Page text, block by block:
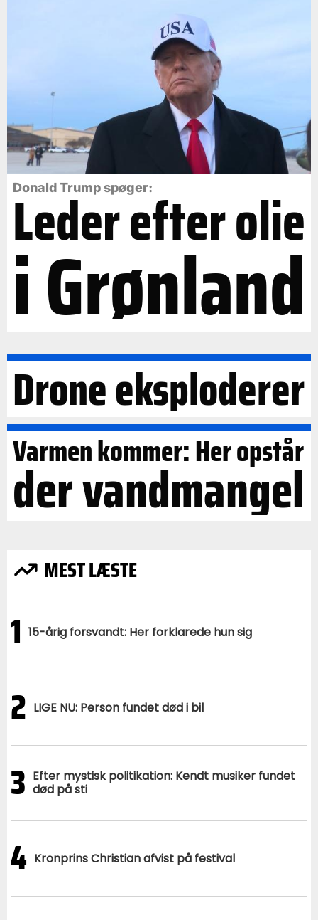
Donald Trump spøger:
Leder efter olie
i Grønland
Drone eksploderer
Varmen kommer: Her opstår
der vandmangel
MEST LÆSTE
1 15-årig forsvandt: Her forklarede hun sig
2 LIGE NU: Person fundet død i bil
3 Efter mystisk politikation: Kendt musiker fundet
død på sti
4 Kronprins Christian afvist på festival